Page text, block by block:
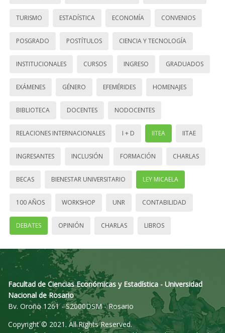
TURISMO ESTADÍSTICA ECONOMÍA CONVENIOS
POSGRADO POSTÍTULOS CIENCIA Y TECNOLOGÍA
INSTITUCIONALES CURSOS INGRESO GRADUADOS
EXÁMENES GÉNERO EFEMÉRIDES HOMENAJES
BIBLIOTECA DOCENTES NODOCENTES
RELACIONES INTERNACIONALES I + D IITEA IITAE
INGRESANTES INCLUSIÓN FORMACIÓN CHARLAS
BECAS BIENESTAR UNIVERSITARIO LEY MICAELA
100 AÑOS WORKSHOP UNR CONTABILIDAD
DEBATES OPINIÓN CHARLAS LIBROS
Facultad de Ciencias Económicas y Estadística - Universidad
Nacional de Rosario
Bv. Oroño 1261 - S2000DSM - Rosario
Copyright © 2021. All Rights Reserved.